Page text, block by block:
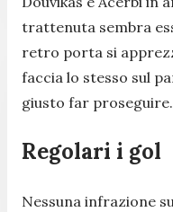
trattenuta sembra
retro porta si
faccia lo stesso sul
giusto far proseguire.
Regolari i gol
Nessuna infrazione